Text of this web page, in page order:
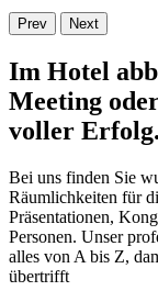
Prev Next
Im Hotel
Meeting
voller Erfolg.
Bei uns finden Sie
Räumlichkeiten für
Präsentationen,
Personen. Unser
alles von A bis Z,
übertrifft